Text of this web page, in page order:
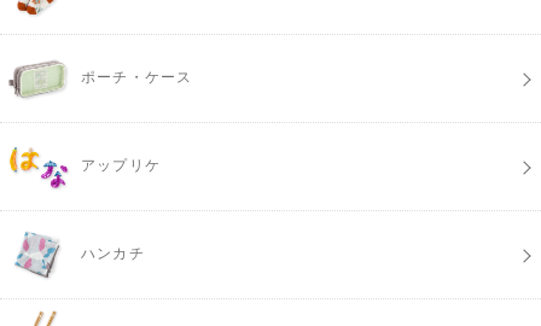
ポーチ・ケース
アップリケ
ハンカチ